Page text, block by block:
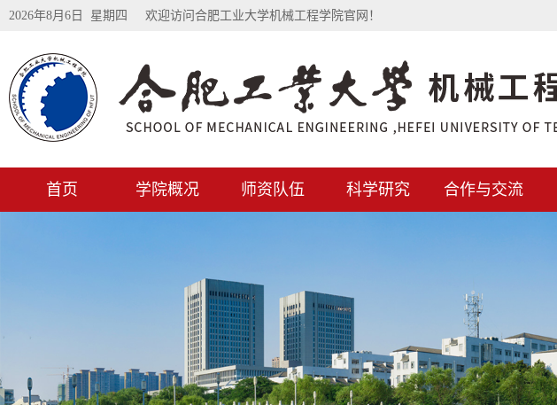
2026年8月6日 星期四 欢迎访问合肥工业大学机械工程学院官网！
首页 学院概况 师资队伍 科学研究 合作与交流